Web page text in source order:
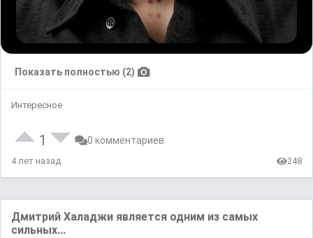
Показать полностью (2)
Интересное
1 0 комментариев
4 лет назад 248
Дмитрий Халаджи является одним из самых
сильных...